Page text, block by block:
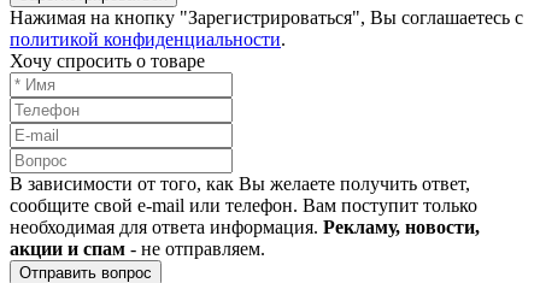
Нажимая на кнопку "Зарегистрироваться", Вы соглашаетесь с
политикой конфиденциальности.
Хочу спросить о товаре
В зависимости от того, как Вы желаете получить ответ,
сообщите свой e-mail или телефон. Вам поступит только
необходимая для ответа информация. Рекламу, новости,
акции и спам - не отправляем.
Отправить вопрос